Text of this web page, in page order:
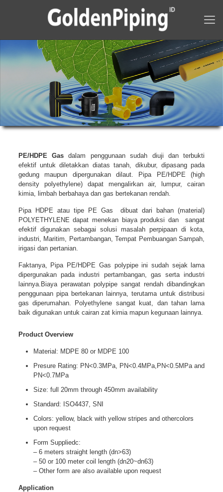
PE/HDPE Gas dalam penggunaan sudah diuji dan terbukti
efektif untuk diletakkan diatas tanah, dikubur, dipasang pada
gedung maupun dipergunakan dilaut. Pipa PE/HDPE (high
density polyethylene) dapat mengalirkan air, lumpur, cairan
kimia, limbah berbahaya dan gas bertekanan rendah.
Pipa HDPE atau tipe PE Gas dibuat dari bahan (material)
POLYETHYLENE dapat menekan biaya produksi dan sangat
efektif digunakan sebagai solusi masalah perpipaan di kota,
industri, Maritim, Pertambangan, Tempat Pembuangan Sampah,
irigasi dan pertanian.
Faktanya, Pipa PE/HDPE Gas polypipe ini sudah sejak lama
dipergunakan pada industri pertambangan, gas serta industri
lainnya.Biaya perawatan polypipe sangat rendah dibandingkan
penggunaan pipa bertekanan lainnya, terutama untuk distribusi
gas diperumahan. Polyethylene sangat kuat, dan tahan lama
baik digunakan untuk cairan zat kimia mapun kegunaan lainnya.
Product Overview
Material: MDPE 80 or MDPE 100
Presure Rating: PN<0.3MPa, PN<0.4MPa,PN<0.5MPa and
PN<0.7MPa
Size: full 20mm through 450mm availability
Standard: ISO4437, SNI
Colors: yellow, black with yellow stripes and othercolors
upon request
Form Suppliedc:
– 6 meters straight length (dn>63)
– 50 or 100 meter coil length (dn20~dn63)
– Other form are also available upon request
Application